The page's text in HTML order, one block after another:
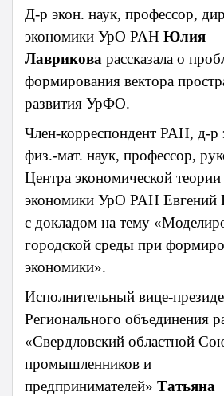
Д-р экон. наук, профессор,
экономики УрО РАН Юлия
Лаврикова рассказала о
формирования вектора
развития УрФО.
Член-корреспондент РАН, д-р
физ.-мат. наук, профессор,
Центра экономической
экономики УрО РАН Евгений
с докладом на тему
городской среды при
экономики».
Исполнительный вице-
Регионального объединения
«Свердловский областной
промышленников и
предпринимателей» Татьяна